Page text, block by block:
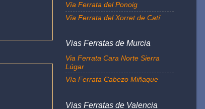
Vía Ferrata del Ponoig
Vía Ferrata del Xorret de Catí
Vias Ferratas de Murcia
Via Ferrata Cara Norte Sierra
Lúgar
Vía Ferrata Cabezo Miñaque
Vias Ferratas de Valencia